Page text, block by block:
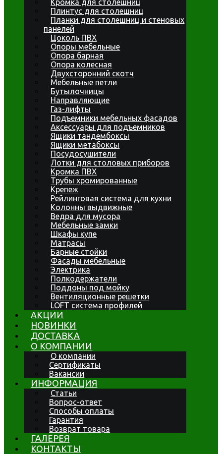
Кромка для столешниц
Плинтус для столешниц
Планки для столешниц и стеновых
панелей
Цоколь ПВХ
Опоры мебельные
Опора барная
Опора колесная
Двухсторонний скотч
Мебельные петли
Бутылочницы
Направляющие
Газ-лифты
Подъемники мебельных фасадов
Аксессуары для подъемников
Ящики тандембоксы
Ящики метабоксы
Посудосушители
Лотки для столовых приборов
Кромка ПВХ
Трубы хромированные
Крепеж
Рейлинговая система для кухни
Колонны выдвижные
Ведра для мусора
Мебельные замки
Шкафы купе
Матрасы
Барные стойки
Фасады мебельные
Электрика
Полкодержатели
Поддоны под мойку
Вентиляционные решетки
LOFT система профилей
АКЦИИ
НОВИНКИ
ДОСТАВКА
О КОМПАНИИ
О компании
Сертификаты
Вакансии
ИНФОРМАЦИЯ
Статьи
Вопрос-ответ
Способы оплаты
Гарантия
Возврат товара
ГАЛЕРЕЯ
КОНТАКТЫ